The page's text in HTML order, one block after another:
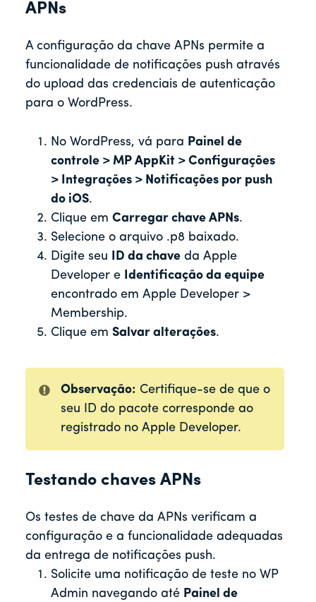
APNs
A configuração da chave APNs permite a
funcionalidade de notificações push através
do upload das credenciais de autenticação
para o WordPress.
No WordPress, vá para Painel de
controle > MP AppKit > Configurações
> Integrações > Notificações por push
do iOS.
Clique em Carregar chave APNs.
Selecione o arquivo .p8 baixado.
Digite seu ID da chave da Apple
Developer e Identificação da equipe
encontrado em Apple Developer >
Membership.
Clique em Salvar alterações.
Observação: Certifique-se de que o
seu ID do pacote corresponde ao
registrado no Apple Developer.
Testando chaves APNs
Os testes de chave da APNs verificam a
configuração e a funcionalidade adequadas
da entrega de notificações push.
Solicite uma notificação de teste no WP
Admin navegando até Painel de